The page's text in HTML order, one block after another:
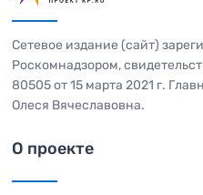
Сетевое издание (сайт)
Роскомнадзором,
80505 от 15 марта 2021 г.
Олеся Вячеславовна.
О проекте